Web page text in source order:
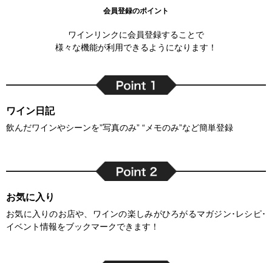
会員登録のポイント
ワインリンクに会員登録することで
様々な機能が利用できるようになります！
ワイン日記
飲んだワインやシーンを”写真のみ” “メモのみ”など簡単登録
お気に入り
お気に入りのお店や、ワインの楽しみがひろがるマガジン･レシピ･
イベント情報をブックマークできます！